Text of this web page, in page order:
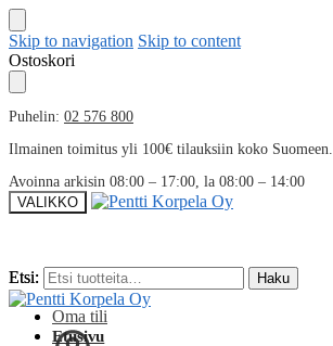
Skip to navigation Skip to content
Ostoskori
Puhelin: 02 576 800
Ilmainen toimitus yli 100€ tilauksiin koko Suomeen.
Avoinna arkisin 08:00 – 17:00, la 08:00 – 14:00
VALIKKO
Etsi: Haku
Oma tili
Etsi: Haku
Etusivu